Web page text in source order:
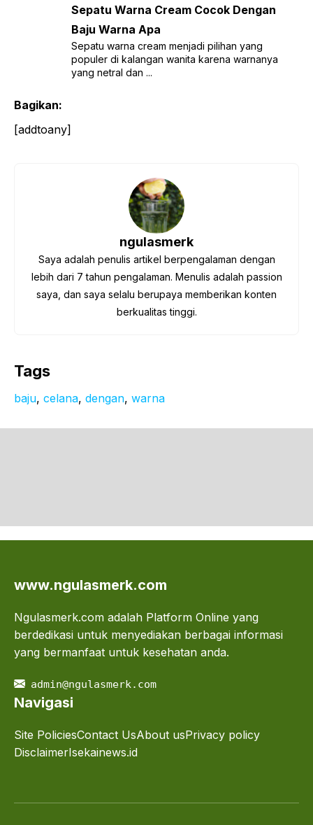
Sepatu Warna Cream Cocok Dengan
Baju Warna Apa
Sepatu warna cream menjadi pilihan yang
populer di kalangan wanita karena warnanya
yang netral dan ...
Bagikan:
[addtoany]
ngulasmerk
Saya adalah penulis artikel berpengalaman dengan
lebih dari 7 tahun pengalaman. Menulis adalah passion
saya, dan saya selalu berupaya memberikan konten
berkualitas tinggi.
Tags
baju, celana, dengan, warna
www.ngulasmerk.com
Ngulasmerk.com adalah Platform Online yang
berdedikasi untuk menyediakan berbagai informasi
yang bermanfaat untuk kesehatan anda.
admin@ngulasmerk.com
Navigasi
Site PoliciesContact UsAbout usPrivacy policy
DisclaimerIsekainews.id